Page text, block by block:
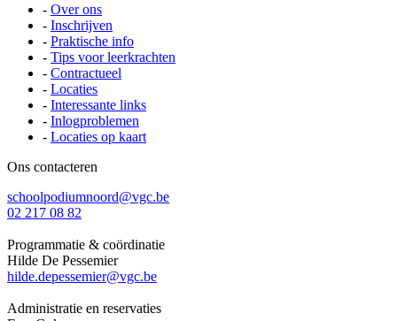
- Over ons
- Inschrijven
- Praktische info
- Tips voor leerkrachten
- Contractueel
- Locaties
- Interessante links
- Inlogproblemen
- Locaties op kaart
Ons contacteren
schoolpodiumnoord@vgc.be
02 217 08 82
Programmatie & coördinatie
Hilde De Pessemier
hilde.depessemier@vgc.be
Administratie en reservaties